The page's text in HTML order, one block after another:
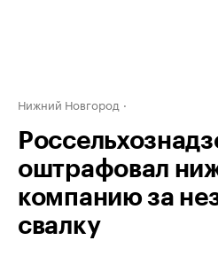
Нижний Новгород
оштрафовал
компанию за
свалку